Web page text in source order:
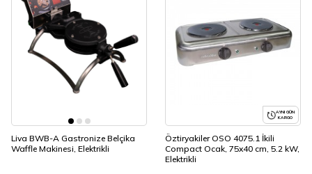
Liva BWB-A Gastronize Belçika
Waffle Makinesi, Elektrikli
AYNI GÜN
KARGO
Öztiryakiler OSO 4075.1 İkili
Compact Ocak, 75x40 cm, 5.2 kW,
Elektrikli